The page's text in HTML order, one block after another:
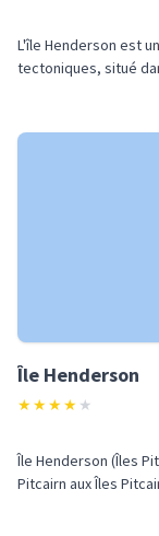
L'île Henderson est
tectoniques, situé
Île Henderson
★★★★ ★
Île Henderson (Îles
Pitcairn aux Îles